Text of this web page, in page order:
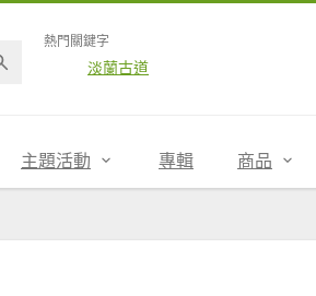
熱門關鍵字
淡蘭古道
主題活動 專輯 商品